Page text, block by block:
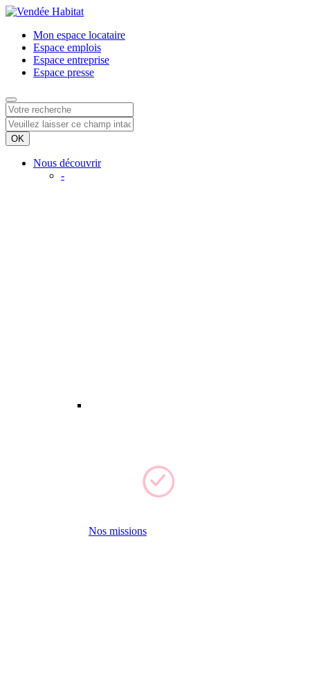
Mon espace locataire
Espace emplois
Espace entreprise
Espace presse
Nous découvrir
-
Nos missions